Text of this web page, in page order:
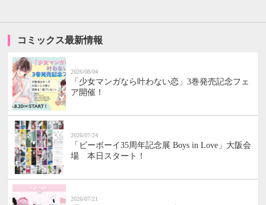
コミックス最新情報
2026/08/04
「少女マンガなら叶わない恋」3巻発売記念フェ
ア開催！
2026/07/24
「ビーボーイ35周年記念展 Boys in Love」大阪会
場 本日スタート！
2026/07/21